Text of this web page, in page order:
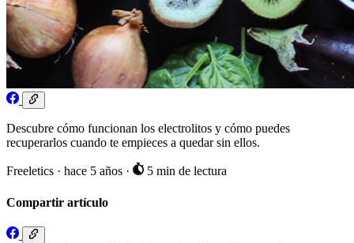
Descubre cómo funcionan los electrolitos y cómo puedes
recuperarlos cuando te empieces a quedar sin ellos.
Freeletics · hace 5 años · 5 min de lectura
Compartir artículo